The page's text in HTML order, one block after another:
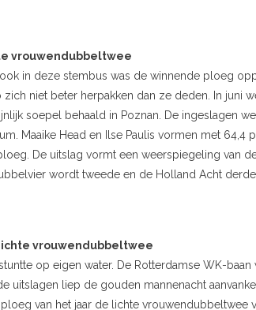
vrouwendubbeltwee
in deze stembus was de winnende ploeg
zich niet beter herpakken dan ze deden. In juni
soepel behaald in Poznan. De ingeslagen
Maaike Head en Ilse Paulis vormen met 64,4
De uitslag vormt een weerspiegeling van
wordt tweede en de Holland Acht
vrouwendubbeltwee
op eigen water. De Rotterdamse WK-
uitslagen liep de gouden mannenacht
van het jaar de lichte vrouwendubbeltwee